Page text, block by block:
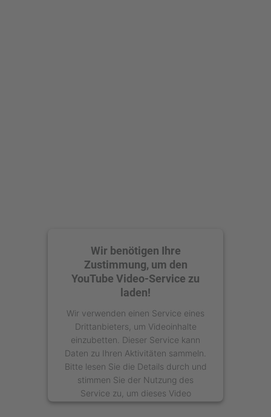
Wir benötigen Ihre
Zustimmung, um den
YouTube Video-Service zu
laden!
Wir verwenden einen Service eines
Drittanbieters, um Videoinhalte
einzubetten. Dieser Service kann
Daten zu Ihren Aktivitäten sammeln.
Bitte lesen Sie die Details durch und
stimmen Sie der Nutzung des
Service zu, um dieses Video
anzusehen.